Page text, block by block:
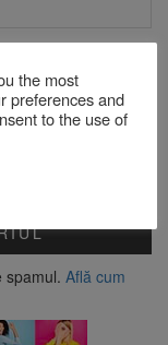
spamul. Află cum
the most
preferences and
to the use of